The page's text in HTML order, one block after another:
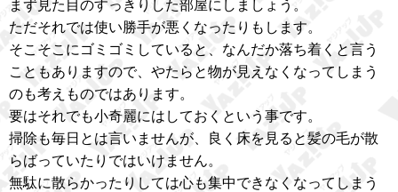
まず見た目のすっきりした部屋にしましょう。
ただそれでは使い勝手が悪くなったりもします。
そこそこにゴミゴミしていると、なんだか落ち着くと言う
こともありますので、やたらと物が見えなくなってしまう
のも考えものではあります。
要はそれでも小奇麗にはしておくという事です。
掃除も毎日とは言いませんが、良く床を見ると髪の毛が散
らばっていたりではいけません。
無駄に散らかったりしては心も集中できなくなってしまう